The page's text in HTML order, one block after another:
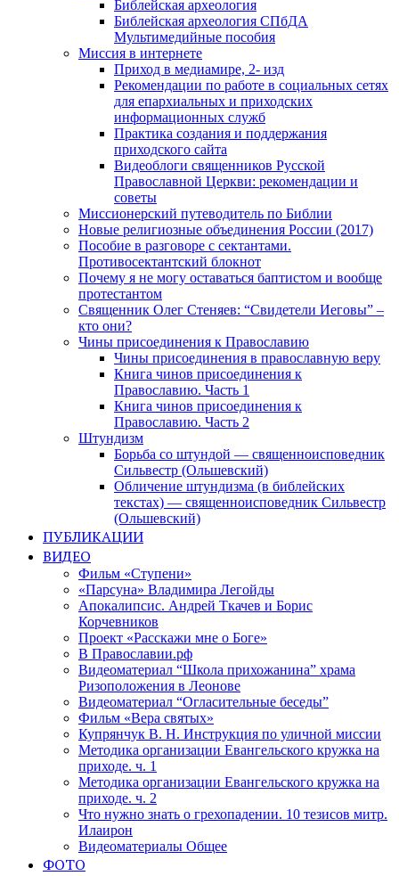
Библейская археология
Библейская археология СПбДА
Мультимедийные пособия
Миссия в интернете
Приход в медиамире, 2- изд
Рекомендации по работе в социальных сетях
для епархиальных и приходских
информационных служб
Практика создания и поддержания
приходского сайта
Видеоблоги священников Русской
Православной Церкви: рекомендации и
советы
Миссионерский путеводитель по Библии
Новые религиозные объединения России (2017)
Пособие в разговоре с сектантами.
Противосектантский блокнот
Почему я не могу оставаться баптистом и вообще
протестантом
Священник Олег Стеняев: “Свидетели Иеговы” –
кто они?
Чины присоединения к Православию
Чины присоединения в православную веру
Книга чинов присоединения к
Православию. Часть 1
Книга чинов присоединения к
Православию. Часть 2
Штундизм
Борьба со штундой — священноисповедник
Сильвестр (Ольшевский)
Обличение штундизма (в библейских
текстах) — священноисповедник Сильвестр
(Ольшевский)
ПУБЛИКАЦИИ
ВИДЕО
Фильм «Ступени»
«Парсуна» Владимира Легойды
Апокалипсис. Андрей Ткачев и Борис
Корчевников
Проект «Расскажи мне о Боге»
В Православии.рф
Видеоматериал “Школа прихожанина” храма
Ризоположения в Леонове
Видеоматериал “Огласительные беседы”
Фильм «Вера святых»
Купрянчук В. Н. Инструкция по уличной миссии
Методика организации Евангельского кружка на
приходе. ч. 1
Методика организации Евангельского кружка на
приходе. ч. 2
Что нужно знать о грехопадении. 10 тезисов митр.
Илаирон
Видеоматериалы Общее
ФОТО